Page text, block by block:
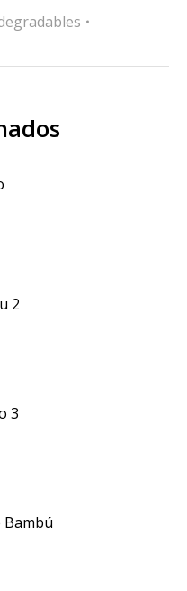
2
3
Bambú